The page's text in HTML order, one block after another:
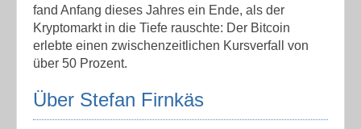
fand Anfang dieses Jahres ein Ende, als der
Kryptomarkt in die Tiefe rauschte: Der Bitcoin
erlebte einen zwischenzeitlichen Kursverfall von
über 50 Prozent.
Über Stefan Firnkäs